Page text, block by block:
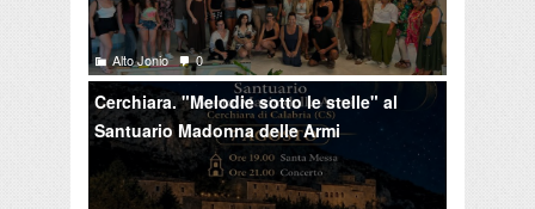
Alto Jonio 0
Cerchiara. "Melodie sotto le stelle" al
Santuario Madonna delle Armi